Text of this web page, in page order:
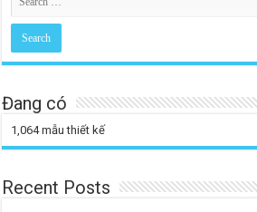
Đang có
1,064mẫu thiết kế
Recent Posts